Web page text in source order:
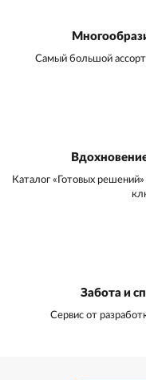
Самый большой
Каталог «Готовых
Забота и
Сервис от